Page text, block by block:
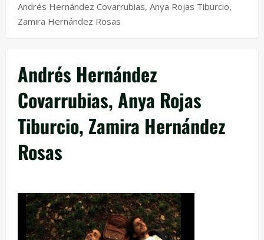
Andrés Hernández Covarrubias, Anya Rojas Tiburcio,
Zamira Hernández Rosas
Andrés Hernández
Covarrubias, Anya Rojas
Tiburcio, Zamira Hernández
Rosas